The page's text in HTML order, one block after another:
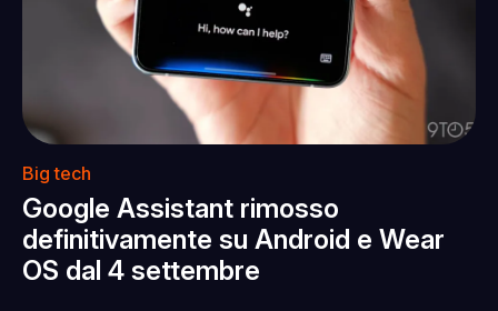
Big tech
Google Assistant rimosso
definitivamente su Android e Wear
OS dal 4 settembre